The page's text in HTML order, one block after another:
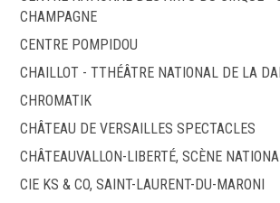
CHAMPAGNE
CENTRE POMPIDOU
CHAILLOT - TTHÉÂTRE NATIONAL DE LA
CHROMATIK
CHÂTEAU DE VERSAILLES SPECTACLES
CHÂTEAUVALLON-LIBERTÉ, SCÈNE
CIE KS & CO, SAINT-LAURENT-DU-MARONI